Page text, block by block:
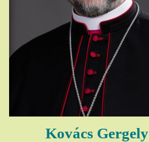
Kovács Gergely